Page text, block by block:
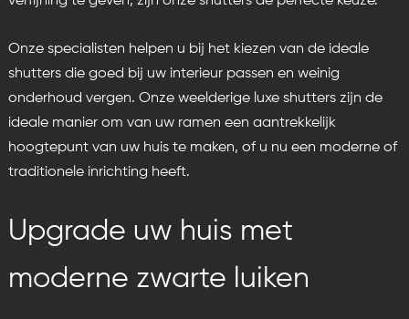
Onze specialisten helpen u bij het kiezen van de ideale
shutters die goed bij uw interieur passen en weinig
onderhoud vergen. Onze weelderige luxe shutters zijn de
ideale manier om van uw ramen een aantrekkelijk
hoogtepunt van uw huis te maken, of u nu een moderne of
traditionele inrichting heeft.
Upgrade uw huis met
moderne zwarte luiken